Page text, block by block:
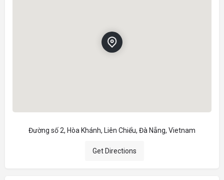
Đường số 2, Hòa Khánh, Liên Chiểu, Đà Nẵng, Vietnam
Get Directions